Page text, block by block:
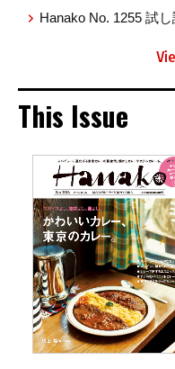
Hanako No. 1255 試
This Issue